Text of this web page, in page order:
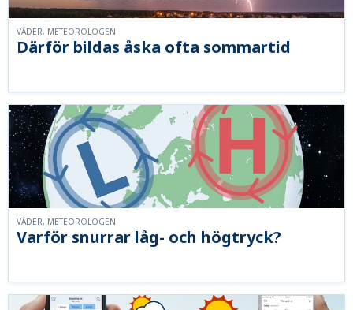
Därför bildas åska ofta sommartid
VÄDER, METEOROLOGEN
Varför snurrar låg- och högtryck?
VÄDER, METEOROLOGEN